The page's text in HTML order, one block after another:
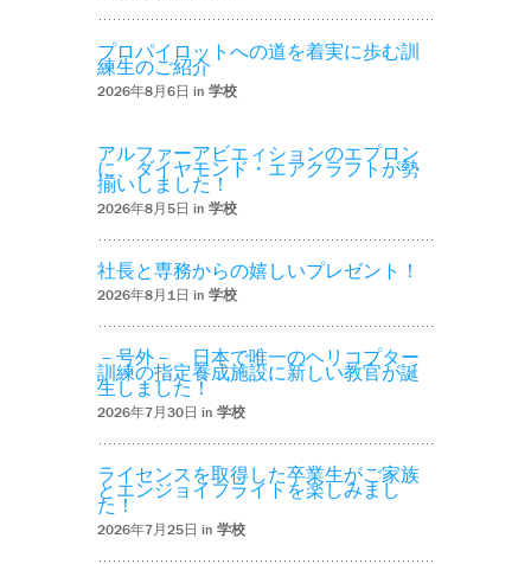
プロパイロットへの道を着実に歩む訓
練生のご紹介
2026年8月6日 in 学校
アルファーアビエィションのエプロン
に、ダイヤモンド・エアクラフトが勢
揃いしました！
2026年8月5日 in 学校
社長と専務からの嬉しいプレゼント！
2026年8月1日 in 学校
－号外－ 日本で唯一のヘリコプター
訓練の指定養成施設に新しい教官が誕
生しました！
2026年7月30日 in 学校
ライセンスを取得した卒業生がご家族
とエンジョイフライトを楽しみまし
た！
2026年7月25日 in 学校